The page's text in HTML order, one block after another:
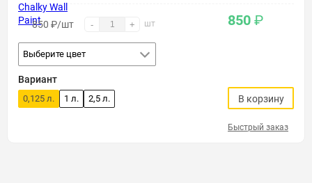
850 ₽/шт - + шт
Выберите цвет
Вариант
0,125 л. 1 л. 2,5 л.
850 ₽
В корзину
Быстрый заказ